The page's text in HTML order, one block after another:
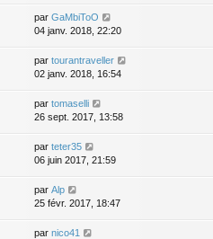
par GaMbiToO
04 janv. 2018, 22:20
par tourantraveller
02 janv. 2018, 16:54
par tomaselli
26 sept. 2017, 13:58
par teter35
06 juin 2017, 21:59
par Alp
25 févr. 2017, 18:47
par nico41